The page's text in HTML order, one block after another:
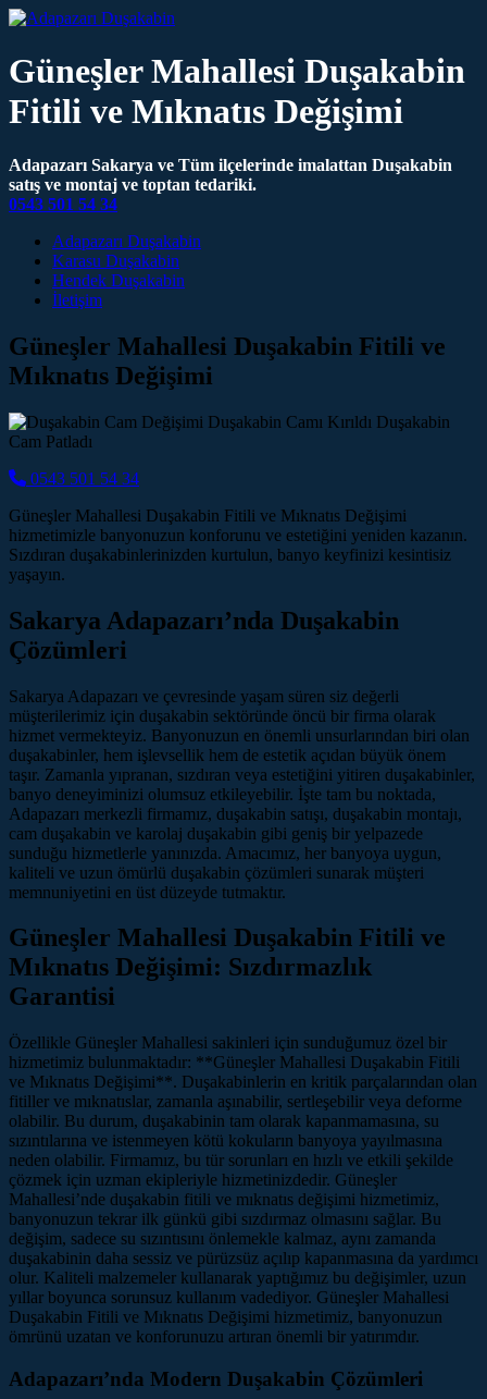
Güneşler Mahallesi Duşakabin
Fitili ve Mıknatıs Değişimi
Adapazarı Sakarya ve Tüm ilçelerinde imalattan Duşakabin
satış ve montaj ve toptan tedariki.
0543 501 54 34
Main Navigation
Adapazarı Duşakabin
Karasu Duşakabin
Hendek Duşakabin
İletişim
Güneşler Mahallesi Duşakabin Fitili ve
Mıknatıs Değişimi
0543 501 54 34
Güneşler Mahallesi Duşakabin Fitili ve Mıknatıs Değişimi
hizmetimizle banyonuzun konforunu ve estetiğini yeniden kazanın.
Sızdıran duşakabinlerinizden kurtulun, banyo keyfinizi kesintisiz
yaşayın.
Sakarya Adapazarı’nda Duşakabin
Çözümleri
Sakarya Adapazarı ve çevresinde yaşam süren siz değerli
müşterilerimiz için duşakabin sektöründe öncü bir firma olarak
hizmet vermekteyiz. Banyonuzun en önemli unsurlarından biri olan
duşakabinler, hem işlevsellik hem de estetik açıdan büyük önem
taşır. Zamanla yıpranan, sızdıran veya estetiğini yitiren duşakabinler,
banyo deneyiminizi olumsuz etkileyebilir. İşte tam bu noktada,
Adapazarı merkezli firmamız, duşakabin satışı, duşakabin montajı,
cam duşakabin ve karolaj duşakabin gibi geniş bir yelpazede
sunduğu hizmetlerle yanınızda. Amacımız, her banyoya uygun,
kaliteli ve uzun ömürlü duşakabin çözümleri sunarak müşteri
memnuniyetini en üst düzeyde tutmaktır.
Güneşler Mahallesi Duşakabin Fitili ve
Mıknatıs Değişimi: Sızdırmazlık
Garantisi
Özellikle Güneşler Mahallesi sakinleri için sunduğumuz özel bir
hizmetimiz bulunmaktadır: **Güneşler Mahallesi Duşakabin Fitili
ve Mıknatıs Değişimi**. Duşakabinlerin en kritik parçalarından olan
fitiller ve mıknatıslar, zamanla aşınabilir, sertleşebilir veya deforme
olabilir. Bu durum, duşakabinin tam olarak kapanmamasına, su
sızıntılarına ve istenmeyen kötü kokuların banyoya yayılmasına
neden olabilir. Firmamız, bu tür sorunları en hızlı ve etkili şekilde
çözmek için uzman ekipleriyle hizmetinizdedir. Güneşler
Mahallesi’nde duşakabin fitili ve mıknatıs değişimi hizmetimiz,
banyonuzun tekrar ilk günkü gibi sızdırmaz olmasını sağlar. Bu
değişim, sadece su sızıntısını önlemekle kalmaz, aynı zamanda
duşakabinin daha sessiz ve pürüzsüz açılıp kapanmasına da yardımcı
olur. Kaliteli malzemeler kullanarak yaptığımız bu değişimler, uzun
yıllar boyunca sorunsuz kullanım vadediyor. Güneşler Mahallesi
Duşakabin Fitili ve Mıknatıs Değişimi hizmetimiz, banyonuzun
ömrünü uzatan ve konforunuzu artıran önemli bir yatırımdır.
Adapazarı’nda Modern Duşakabin Çözümleri